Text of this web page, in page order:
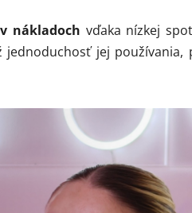
nákladoch vďaka nízkej
jednoduchosť jej používania,